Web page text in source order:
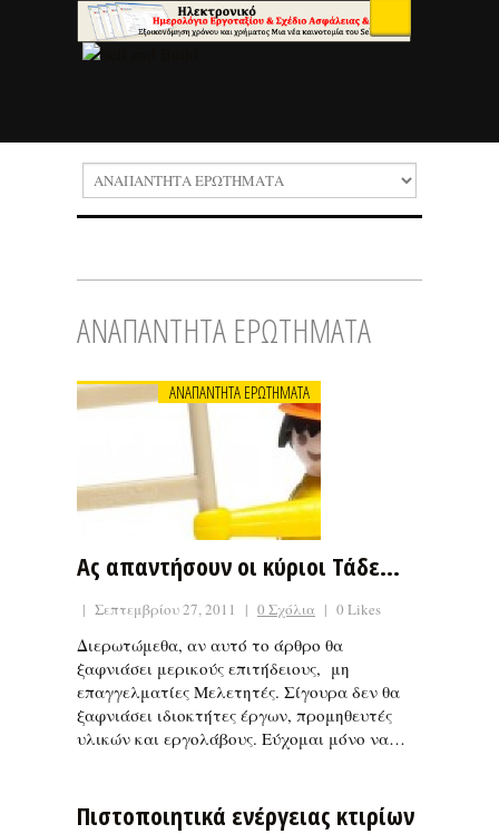
ΑΝΑΠΑΝΤΗΤΑ ΕΡΩΤΗΜΑΤΑ
ΑΝΑΠΑΝΤΗΤΑ ΕΡΩΤΗΜΑΤΑ
Ας απαντήσουν οι κύριοι Τάδε…
| Σεπτεμβρίου 27, 2011 | 0 Σχόλια | 0 Likes
Διερωτώμεθα, αν αυτό το άρθρο θα
ξαφνιάσει μερικούς επιτήδειους, μη
επαγγελματίες Μελετητές. Σίγουρα δεν θα
ξαφνιάσει ιδιοκτήτες έργων, προμηθευτές
υλικών και εργολάβους. Εύχομαι μόνο να…
Πιστοποιητικά ενέργειας κτιρίων